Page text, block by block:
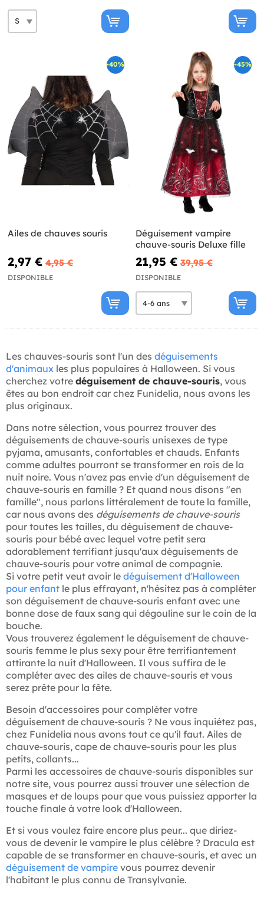
-40%
Ailes de chauves souris
2,97 € 4,95 €
DISPONIBLE
-45%
Déguisement vampire
chauve-souris Deluxe fille
21,95 € 39,95 €
DISPONIBLE
Les chauves-souris sont l'un des déguisements
d'animaux les plus populaires à Halloween. Si vous
cherchez votre déguisement de chauve-souris, vous
êtes au bon endroit car chez Funidelia, nous avons les
plus originaux.
Dans notre sélection, vous pourrez trouver des
déguisements de chauve-souris unisexes de type
pyjama, amusants, confortables et chauds. Enfants
comme adultes pourront se transformer en rois de la
nuit noire. Vous n'avez pas envie d'un déguisement de
chauve-souris en famille ? Et quand nous disons "en
famille", nous parlons littéralement de toute la famille,
car nous avons des déguisements de chauve-souris
pour toutes les tailles, du déguisement de chauve-
souris pour bébé avec lequel votre petit sera
adorablement terrifiant jusqu'aux déguisements de
chauve-souris pour votre animal de compagnie.
Si votre petit veut avoir le déguisement d'Halloween
pour enfant le plus effrayant, n'hésitez pas à compléter
son déguisement de chauve-souris enfant avec une
bonne dose de faux sang qui dégouline sur le coin de la
bouche.
Vous trouverez également le déguisement de chauve-
souris femme le plus sexy pour être terrifiantement
attirante la nuit d'Halloween. Il vous suffira de le
compléter avec des ailes de chauve-souris et vous
serez prête pour la fête.
Besoin d'accessoires pour compléter votre
déguisement de chauve-souris ? Ne vous inquiétez pas,
chez Funidelia nous avons tout ce qu'il faut. Ailes de
chauve-souris, cape de chauve-souris pour les plus
petits, collants...
Parmi les accessoires de chauve-souris disponibles sur
notre site, vous pourrez aussi trouver une sélection de
masques et de loups pour que vous puissiez apporter la
touche finale à votre look d'Halloween.
Et si vous voulez faire encore plus peur... que diriez-
vous de devenir le vampire le plus célèbre ? Dracula est
capable de se transformer en chauve-souris, et avec un
déguisement de vampire vous pourrez devenir
l'habitant le plus connu de Transylvanie.